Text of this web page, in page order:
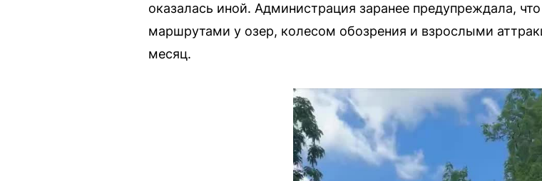
оказалась иной. Администрация заранее предупреждала,
маршрутами у озер, колесом обозрения и взрослыми
месяц.